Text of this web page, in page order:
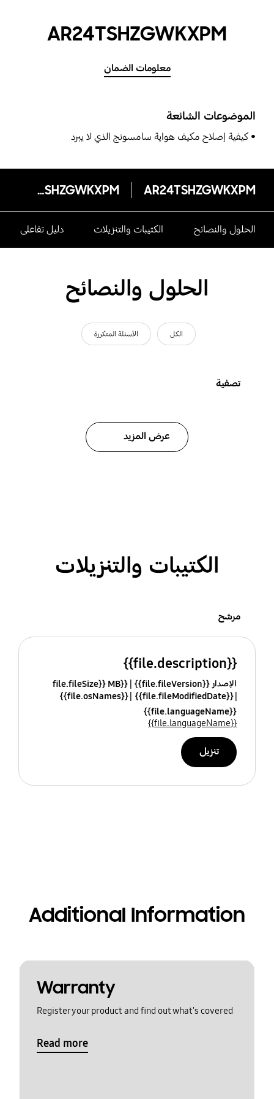
AR24TSHZGWKXPM
معلومات الضمان
الموضوعات الشائعة
كيفية إصلاح مكيف هواية سامسونج الذي لا يبرد
AR24TSHZGWKXPM
AR24TSHZGWKXPM
الحلول والنصائح الكتيبات والتنزيلات دليل تفاعلى
الحلول والنصائح
الكل الأسئلة المتكررة
تصفية
عرض المزيد
الكتيبات والتنزيلات
مرشح
{{file.description}}
الإصدار {{file.fileVersion}}
{{file.fileSize}} MB
{{file.fileModifiedDate}}
{{file.osNames}}
{{file.languageName}}
{{file.languageName}}
تنزيل
Additional Information
Warranty
Register your product and find out what's covered
Read more